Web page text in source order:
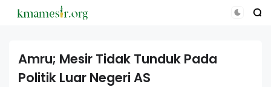
Amru; Mesir Tidak Tunduk Pada
Politik Luar Negeri AS